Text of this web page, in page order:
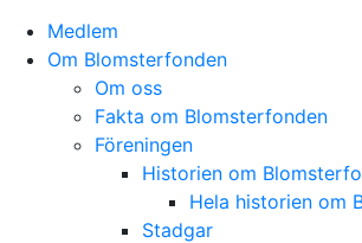
Medlem
Om Blomsterfonden
Om oss
Fakta om Blomsterfonden
Föreningen
Historien om
Hela historien om
Stadgar